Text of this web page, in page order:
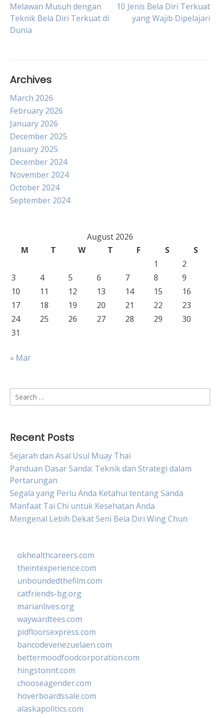
Post
navigation
Melawan Musuh dengan
Teknik Bela Diri Terkuat di
Dunia
10 Jenis Bela Diri Terkuat
yang Wajib Dipelajari
Archives
March 2026
February 2026
January 2026
December 2025
January 2025
December 2024
November 2024
October 2024
September 2024
August 2026
M
T W T F S
S
1
2
3
4 5 6 7 8
9
10
11 12 13 14 15
16
17
18 19 20 21 22
23
24
25 26 27 28 29
30
31
« Mar
Search
for:
Recent Posts
Sejarah dan Asal Usul Muay Thai
Panduan Dasar Sanda: Teknik dan Strategi dalam
Pertarungan
Segala yang Perlu Anda Ketahui tentang Sanda
Manfaat Tai Chi untuk Kesehatan Anda
Mengenal Lebih Dekat Seni Bela Diri Wing Chun
okhealthcareers.com
theintexperience.com
unboundedthefilm.com
catfriends-bg.org
marianlives.org
waywardtees.com
pidfloorsexpress.com
bancodevenezuelaen.com
bettermoodfoodcorporation.com
hingstonnt.com
chooseagender.com
hoverboardssale.com
alaskapolitics.com